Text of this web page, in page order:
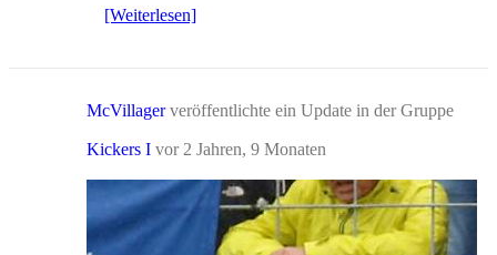
[Weiterlesen]
McVillagerveröffentlichte ein Update in der Gruppe
Kickers I vor 2 Jahren, 9 Monaten